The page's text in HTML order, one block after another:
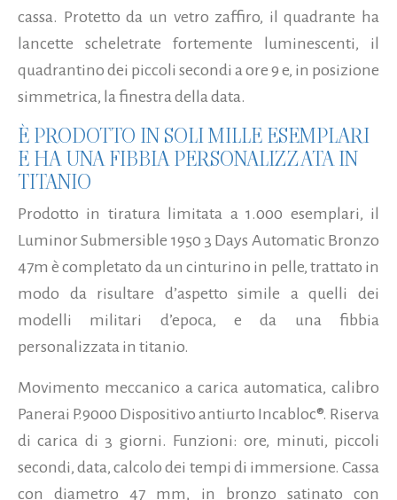
cassa. Protetto da un vetro zaffiro, il quadrante ha
lancette scheletrate fortemente luminescenti, il
quadrantino dei piccoli secondi a ore 9 e, in posizione
simmetrica, la finestra della data.
È PRODOTTO IN SOLI MILLE ESEMPLARI
E HA UNA FIBBIA PERSONALIZZATA IN
TITANIO
Prodotto in tiratura limitata a 1.000 esemplari, il
Luminor Submersible 1950 3 Days Automatic Bronzo
47m è completato da un cinturino in pelle, trattato in
modo da risultare d’aspetto simile a quelli dei
modelli militari d’epoca, e da una fibbia
personalizzata in titanio.
Movimento meccanico a carica automatica, calibro
Panerai P.9000 Dispositivo antiurto Incabloc®. Riserva
di carica di 3 giorni. Funzioni: ore, minuti, piccoli
secondi, data, calcolo dei tempi di immersione. Cassa
con diametro 47 mm, in bronzo satinato con